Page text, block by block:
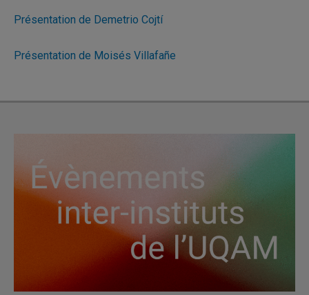
Présentation de Demetrio Cojtí
Présentation de Moisés Villafañe